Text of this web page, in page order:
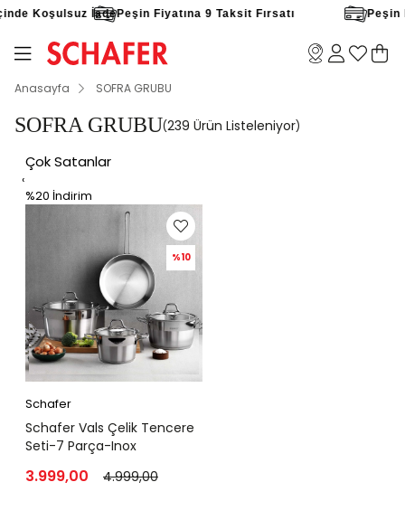
İadePeşin Fiyatına 9 Taksit Fırsatı Peşin Fiyatına
Anasayfa SOFRA GRUBU
SOFRA GRUBU 239 Ürün
Çok Satanlar
‹
%20 İndirim
Schafer
Schafer Vals Çelik Tencere
Seti-7 Parça-Inox
3.999,00 4.999,00
%10